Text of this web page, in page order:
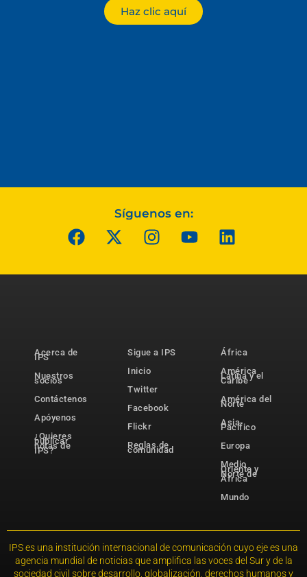
Haz clic aquí
Síguenos en:
Acerca de
IPS
Nuestros
socios
Contáctenos
Apóyenos
¿Quieres
publicar
notas de
IPS?
Sigue a IPS
Inicio
Twitter
Facebook
Flickr
Reglas de
comunidad
África
América
Latina y el
Caribe
América del
Norte
Asia-
Pacífico
Europa
Medio
Oriente y
Norte de
África
Mundo
IPS es una institución internacional de comunicación cuyo eje es una
agencia mundial de noticias que amplifica las voces del Sur y de la
sociedad civil sobre desarrollo, globalización, derechos humanos y